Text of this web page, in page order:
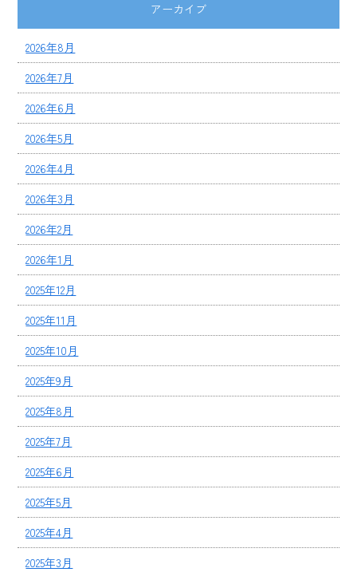
アーカイブ
2026年8月
2026年7月
2026年6月
2026年5月
2026年4月
2026年3月
2026年2月
2026年1月
2025年12月
2025年11月
2025年10月
2025年9月
2025年8月
2025年7月
2025年6月
2025年5月
2025年4月
2025年3月